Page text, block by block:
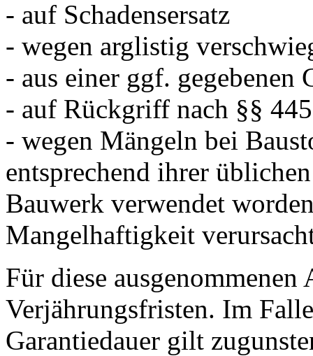
- auf Schadensersatz
- wegen arglistig
- aus einer ggf. gegebenen
- auf Rückgriff nach §§
- wegen Mängeln bei
entsprechend ihrer
Bauwerk verwendet
Mangelhaftigkeit
Für diese
Verjährungsfristen. Im
Garantiedauer gilt